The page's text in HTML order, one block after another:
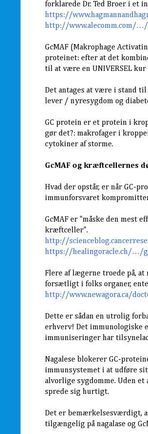
forklarede Dr. Ted Broer i et
https://
http://www.alecomm.com/
GcMAF (Makrophage
proteinet: efter at det
til at være en UNIVERSEL
Det antages at være i stand
lever / nyresygdom og
GC protein er et protein i
gør det?: makrofager i
cytokiner af storme.
GcMAF og kræftcellernes
Hvad der opstår, er når GC-
immunforsvaret
GcMAF er "måske den mest
kræftceller".
http://
https://healingoracle.ch/…/
Flere af lægerne troede på,
forsætligt i folks organer,
http://www.newagora.ca/
Dette er sådan en utrolig
erhverv! Det immunologiske
immuniseringer har
Nagalese blokerer GC-
immunsystemet i at udføre
alvorlige sygdomme. Uden
sprede sig hurtigt.
Det er bemærkelsesværdigt,
tilgængelig på nagalase og